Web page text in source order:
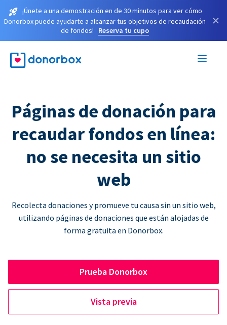
¡Únete a una demostración en de 30 minutos para ver cómo
Donorbox puede ayudarte a alcanzar tus objetivos de recaudación
de fondos!
Reserva tu cupo
×
Páginas de donación para
recaudar fondos en línea:
no se necesita un sitio
web
Recolecta donaciones y promueve tu causa sin un sitio web,
utilizando páginas de donaciones que están alojadas de
forma gratuita en Donorbox.
Prueba Donorbox
Vista previa